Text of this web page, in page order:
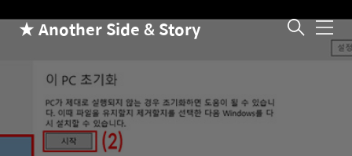
★ Another Side & Story 메
뉴